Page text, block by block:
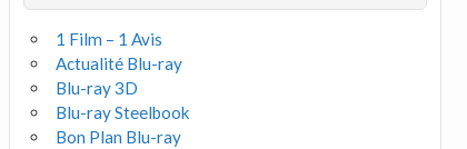
1 Film – 1 Avis
Actualité Blu-ray
Blu-ray 3D
Blu-ray Steelbook
Bon Plan Blu-ray